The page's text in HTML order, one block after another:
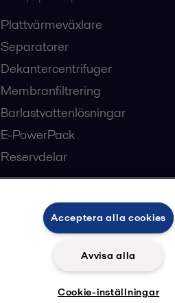
Plattvärmeväxlare
Separatorer
Dekantercentrifuger
Membranfiltrering
Barlastvattenlösningar
E-PowerPack
Reservdelar
Acceptera alla cookies
Avvisa alla
Cookie-inställningar